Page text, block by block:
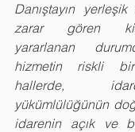
Danıştayın
zarar gören
yararlanan
hizmetin riskli bir
hallerde,
yükümlülüğünün
idarenin açık ve